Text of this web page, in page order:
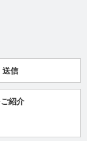
送信
紹介